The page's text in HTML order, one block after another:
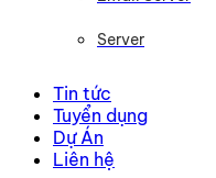
Server
Tin tức
Tuyển dụng
Dự Án
Liên hệ